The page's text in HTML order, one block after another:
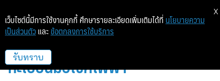
MTW ขึ้นแท่นเบอร์ 1 ยอดจด
ทะเบียนมอไซค์ไฟฟ้า
เว็บไซต์นี้มีการใช้งานคุกกี้ ศึกษารายละเอียดเพิ่มเติมได้ที่ นโยบายความ
เป็นส่วนตัว และ ข้อตกลงการใช้บริการ
รับทราบ
X